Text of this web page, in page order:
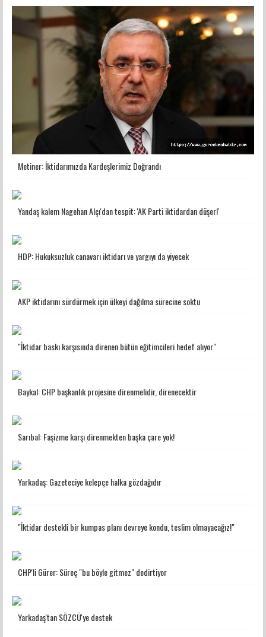
Metiner: İktidarımızda Kardeşlerimiz Doğrandı
Yandaş kalem Nagehan Alçı'dan tespit: 'AK Parti iktidardan düşer!'
HDP: Hukuksuzluk canavarı iktidarı ve yargıyı da yiyecek
AKP iktidarını sürdürmek için ülkeyi dağılma sürecine soktu
"İktidar baskı karşısında direnen bütün eğitimcileri hedef alıyor"
Baykal: CHP başkanlık projesine direnmelidir, direnecektir
Sarıbal: Faşizme karşı direnmekten başka çare yok!
Yarkadaş: Gazeteciye kelepçe halka gözdağıdır
"İktidar destekli bir kumpas planı devreye kondu, teslim olmayacağız!"
CHP'li Gürer: Süreç "bu böyle gitmez" dedirtiyor
Yarkadaş'tan SÖZCÜ'ye destek